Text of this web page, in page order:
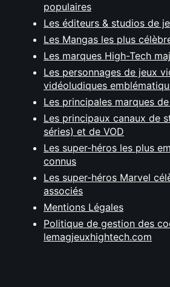
populaires
Les éditeurs & studios de
Les Mangas les plus
Les marques High-Tech
Les personnages de jeux
vidéoludiques
Les principales marques
Les principaux canaux de
séries) et de VOD
Les super-héros les plus
connus
Les super-héros Marvel
associés
Mentions Légales
Politique de gestion des
lemagjeuxhightech.com